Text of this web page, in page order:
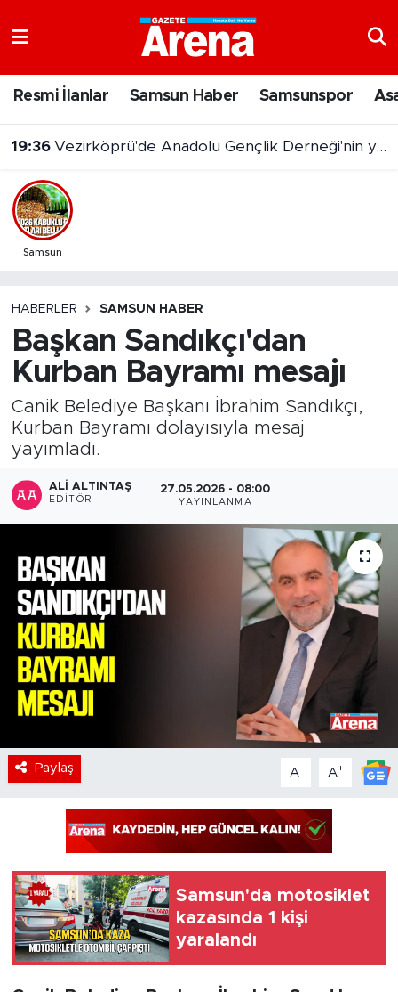
Resmi İlanlar Samsun Haber Samsunspor
19:36 Vezirköprü'de Anadolu Gençlik Derneği'nin yeni hizmet binası açıldı
Samsun
HABERLER SAMSUN HABER
Başkan Sandıkçı'dan
Kurban Bayramı mesajı
Canik Belediye Başkanı İbrahim Sandıkçı,
Kurban Bayramı dolayısıyla mesaj
yayımladı.
ALI ALTINTAŞ
EDITÖR
27.05.2026 - 08:00
YAYINLANMA
Paylaş A- A+
Samsun'da motosiklet
kazasında 1 kişi
yaralandı
Samsun Namaz Vakitleri
Trafik Durumu
Süper Lig Puan Durumu ve Fikstür
Son Dakika Haberleri
Haber Arşivi